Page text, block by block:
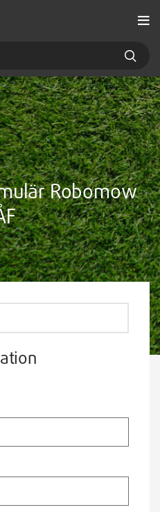
Robomow